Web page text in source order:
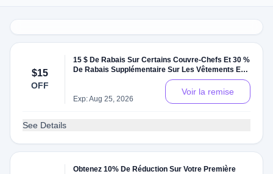
$15
OFF
15 $ De Rabais Sur Certains Couvre-Chefs Et 30 %
De Rabais Supplémentaire Sur Les Vêtements Et
Les Articles De Fantaisie En Liquidation
Exp: Aug 25, 2026
Voir la remise
See Details
Obtenez 10% De Réduction Sur Votre Première